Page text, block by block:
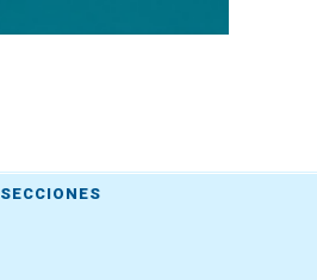
SECCIONES